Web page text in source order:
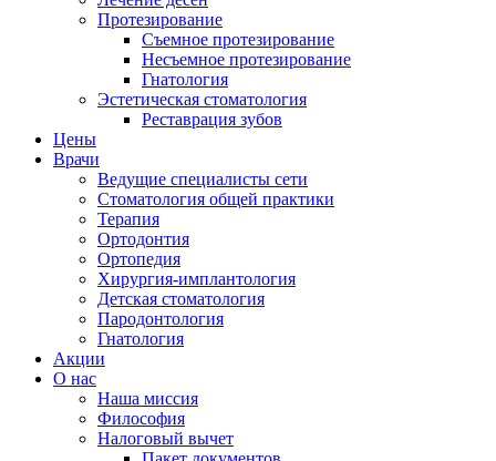
Протезирование
Съемное протезирование
Несъемное протезирование
Гнатология
Эстетическая стоматология
Реставрация зубов
Цены
Врачи
Ведущие специалисты сети
Стоматология общей практики
Терапия
Ортодонтия
Ортопедия
Хирургия-имплантология
Детская стоматология
Пародонтология
Гнатология
Акции
О нас
Наша миссия
Философия
Налоговый вычет